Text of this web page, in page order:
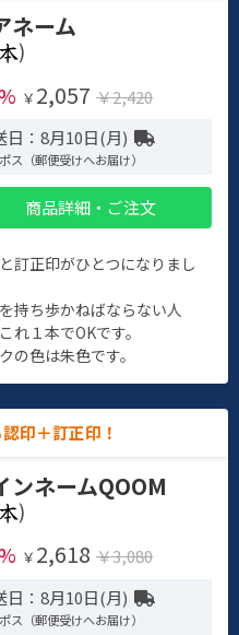
ネーム
)
￥ 2,057 ￥2,420
日：8月10日(月)
ス（郵便受けへお届け）
商品詳細・ご注文
訂正印がひとつになりまし
持ち歩かねばならない人
れ１本でOKです。
の色は朱色です。
印＋訂正印！
ンネームQOOM
)
￥ 2,618 ￥3,080
日：8月10日(月)
ス（郵便受けへお届け）